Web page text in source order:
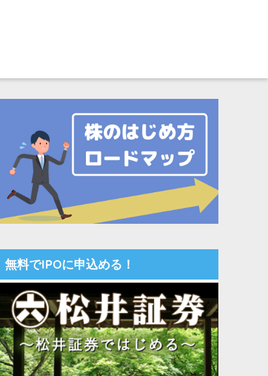
無料でIPOに申込める！